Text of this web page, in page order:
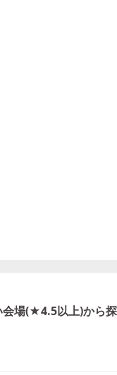
会場(★4.5以上)から